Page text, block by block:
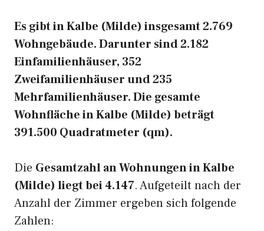
Es gibt in Kalbe (Milde) insgesamt 2.769
Wohngebäude. Darunter sind 2.182
Einfamilienhäuser, 352
Zweifamilienhäuser und 235
Mehrfamilienhäuser. Die gesamte
Wohnfläche in Kalbe (Milde) beträgt
391.500 Quadratmeter (qm).
Die Gesamtzahl an Wohnungen in Kalbe
(Milde) liegt bei 4.147. Aufgeteilt nach der
Anzahl der Zimmer ergeben sich folgende
Zahlen: